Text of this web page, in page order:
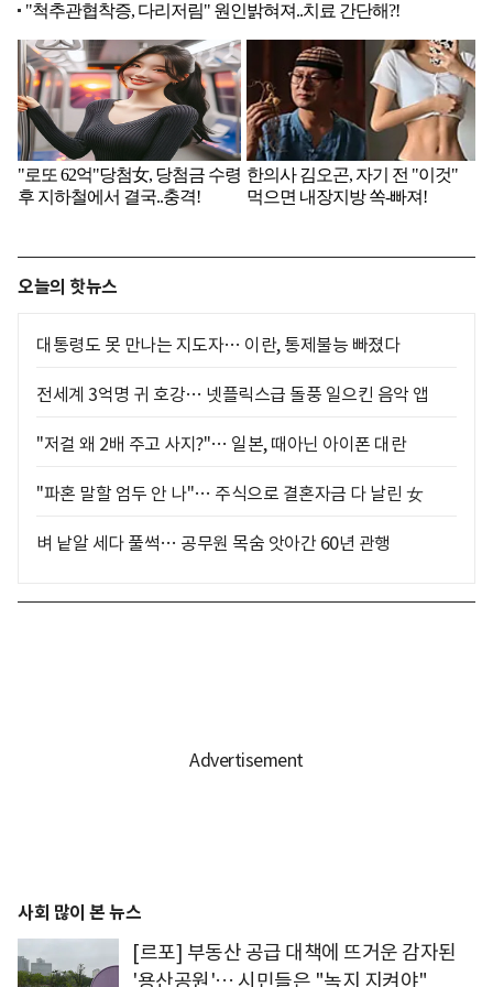
오늘의 핫뉴스
대통령도 못 만나는 지도자… 이란, 통제불능 빠졌다
전세계 3억명 귀 호강… 넷플릭스급 돌풍 일으킨 음악 앱
"저걸 왜 2배 주고 사지?"… 일본, 때아닌 아이폰 대란
"파혼 말할 엄두 안 나"… 주식으로 결혼자금 다 날린 女
벼 낱알 세다 풀썩… 공무원 목숨 앗아간 60년 관행
사회 많이 본 뉴스
[르포] 부동산 공급 대책에 뜨거운 감자된
'용산공원'… 시민들은 "녹지 지켜야"